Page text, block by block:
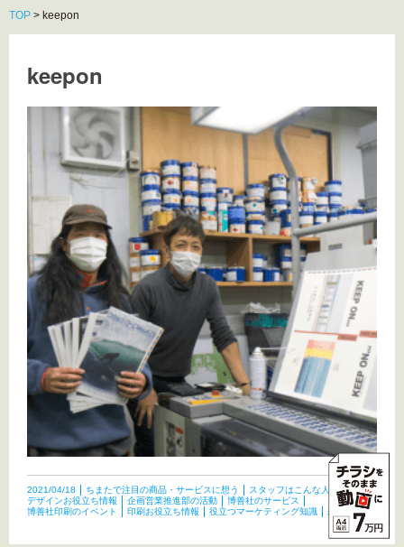
TOP > keepon
keepon
2021/04/18 ちまたで注目の商品・サービスに想う
スタッフはこんな人たち
デザインお役立ち情報
企画営業推進部の活動
博善社のサービス
博善社印刷のイベント
印刷お役立ち情報 役立つマーケティング知識 未分類